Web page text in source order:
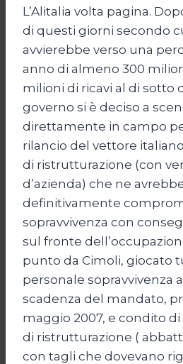
L’Alitalia volta pagina.
di questi giorni secondo
avvierebbe verso una
anno di almeno 300
milioni di ricavi al di sotto
governo si è deciso a
direttamente in campo
rilancio del vettore
di ristrutturazione (con
d’azienda) che ne
definitivamente
sopravvivenza con
sul fronte
punto da Cimoli, giocato
personale sopravvivenza
scadenza del mandato,
maggio 2007, e condito
di ristrutturazione (
con tagli che dovevano